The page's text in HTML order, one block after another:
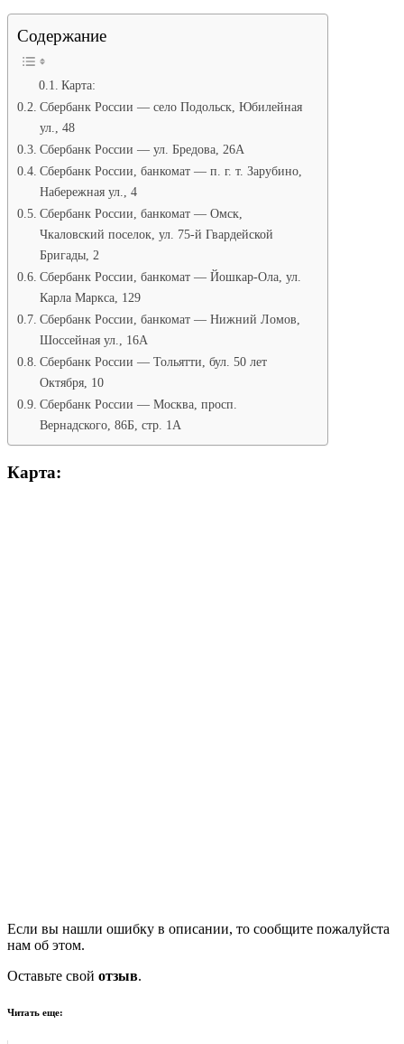
Содержание
Карта:
Сбербанк России — село Подольск, Юбилейная
ул., 48
Сбербанк России — ул. Бредова, 26А
Сбербанк России, банкомат — п. г. т. Зарубино,
Набережная ул., 4
Сбербанк России, банкомат — Омск,
Чкаловский поселок, ул. 75-й Гвардейской
Бригады, 2
Сбербанк России, банкомат — Йошкар-Ола, ул.
Карла Маркса, 129
Сбербанк России, банкомат — Нижний Ломов,
Шоссейная ул., 16А
Сбербанк России — Тольятти, бул. 50 лет
Октября, 10
Сбербанк России — Москва, просп.
Вернадского, 86Б, стр. 1А
Карта:
Если вы нашли ошибку в описании, то сообщите пожалуйста
нам об этом.
Оставьте свой отзыв.
Читать еще: